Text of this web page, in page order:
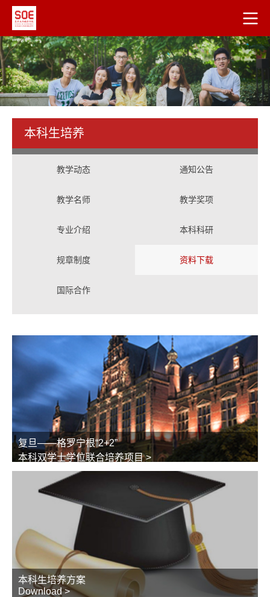
本科生培养
教学动态 通知公告
教学名师 教学奖项
专业介绍 本科科研
规章制度 资料下载
国际合作
复旦——格罗宁根“2+2”
本科双学士学位联合培养项目 >
本科生培养方案
Download >